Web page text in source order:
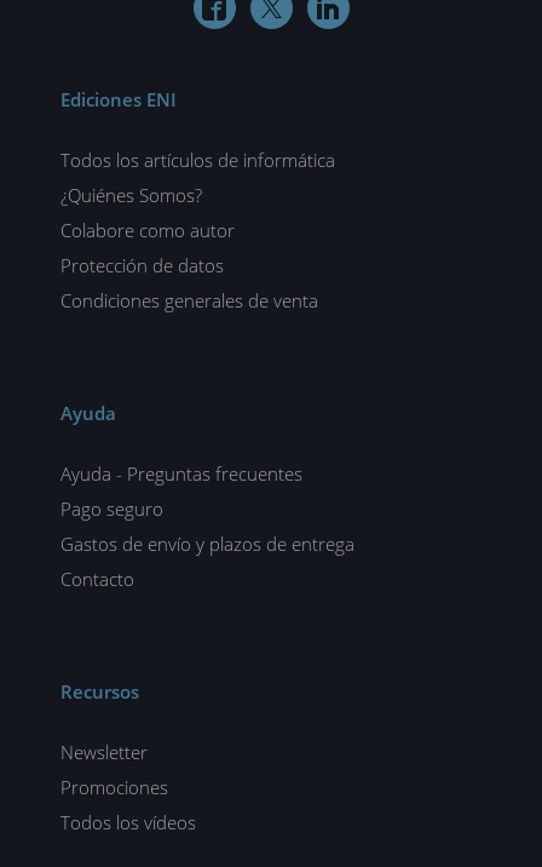
  
Ediciones ENI
Todos los artículos de informática
¿Quiénes Somos?
Colabore como autor
Protección de datos
Condiciones generales de venta
Ayuda
Ayuda - Preguntas frecuentes
Pago seguro
Gastos de envío y plazos de entrega
Contacto
Recursos
Newsletter
Promociones
Todos los vídeos